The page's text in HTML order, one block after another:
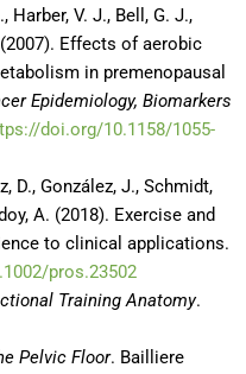
Harber, V. J., Bell, G. J.,
(2007). Effects of aerobic
in premenopausal
Epidemiology, Biomarkers
doi.org/10.1158/1055-
D., González, J., Schmidt,
A. (2018). Exercise and
to clinical applications.
pros.23502
Training Anatomy.
Pelvic Floor. Bailliere